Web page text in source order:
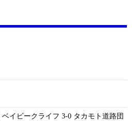
ベイビークライフ 3-0 タカモト道路団